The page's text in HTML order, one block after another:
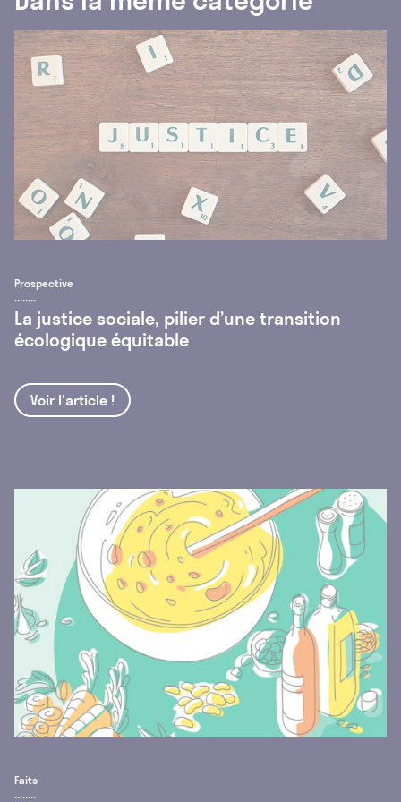
Prospective
La justice sociale, pilier d’une transition
écologique équitable
Voir l'article !
Faits